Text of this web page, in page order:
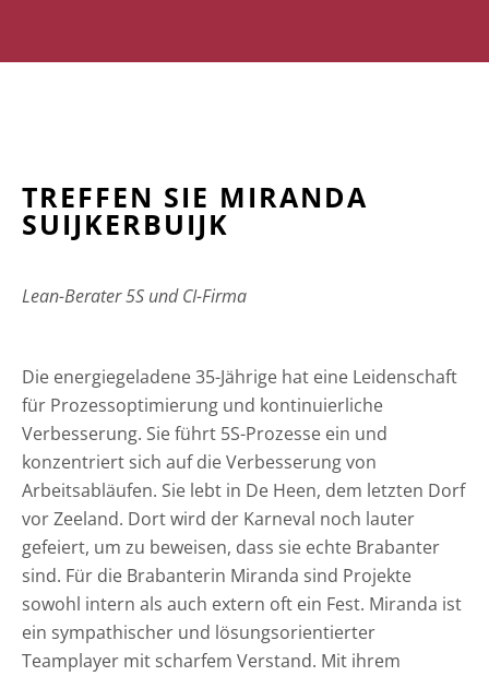
TREFFEN SIE MIRANDA
SUIJKERBUIJK
Lean-Berater 5S und CI-Firma
Die energiegeladene 35-Jährige hat eine Leidenschaft
für Prozessoptimierung und kontinuierliche
Verbesserung. Sie führt 5S-Prozesse ein und
konzentriert sich auf die Verbesserung von
Arbeitsabläufen. Sie lebt in De Heen, dem letzten Dorf
vor Zeeland. Dort wird der Karneval noch lauter
gefeiert, um zu beweisen, dass sie echte Brabanter
sind. Für die Brabanterin Miranda sind Projekte
sowohl intern als auch extern oft ein Fest. Miranda ist
ein sympathischer und lösungsorientierter
Teamplayer mit scharfem Verstand. Mit ihrem